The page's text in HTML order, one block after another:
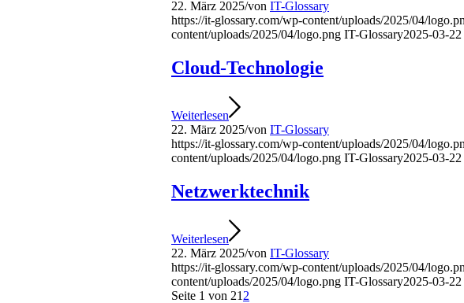
22. März 2025/von IT-Glossary
https://it-glossary.com/wp-content/uploads/2025/04/
content/uploads/2025/04/logo.png IT-Glossary2025-03-
Cloud-Technologie
Weiterlesen
22. März 2025/von IT-Glossary
https://it-glossary.com/wp-content/uploads/2025/04/
content/uploads/2025/04/logo.png IT-Glossary2025-03-
Netzwerktechnik
Weiterlesen
22. März 2025/von IT-Glossary
https://it-glossary.com/wp-content/uploads/2025/04/
content/uploads/2025/04/logo.png IT-Glossary2025-03-
Seite 1 von 21 2